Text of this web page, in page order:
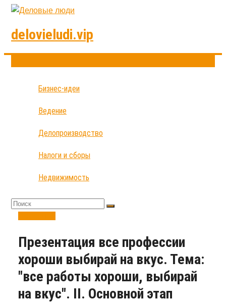
delovieludi.vip
Бизнес-идеи
Ведение
Делопроизводство
Налоги и сборы
Недвижимость
Презентация все профессии
хороши выбирай на вкус. Тема:
"все работы хороши, выбирай
на вкус". II. Основной этап